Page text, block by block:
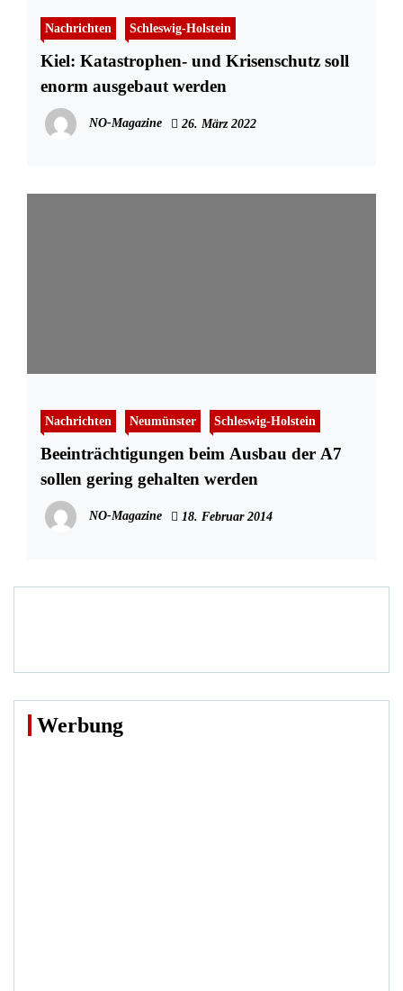
Nachrichten Schleswig-Holstein
Kiel: Katastrophen- und Krisenschutz soll
enorm ausgebaut werden
NO-Magazine 26. März 2022
Nachrichten Neumünster Schleswig-Holstein
Beeinträchtigungen beim Ausbau der A7
sollen gering gehalten werden
NO-Magazine 18. Februar 2014
Werbung